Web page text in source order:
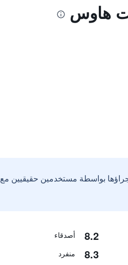
هاوس
بواسطة مستخدمين حقيقيين مع
8.2 أصدقاء
8.3 منفرد